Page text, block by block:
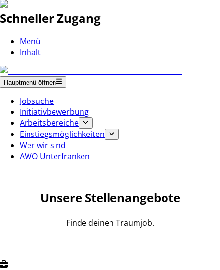
Schneller Zugang
Menü
Inhalt
Hauptmenü öffnen
Jobsuche
Initiativbewerbung
Arbeitsbereiche
Einstiegsmöglichkeiten
Wer wir sind
AWO Unterfranken
Unsere Stellenangebote
Finde deinen Traumjob.